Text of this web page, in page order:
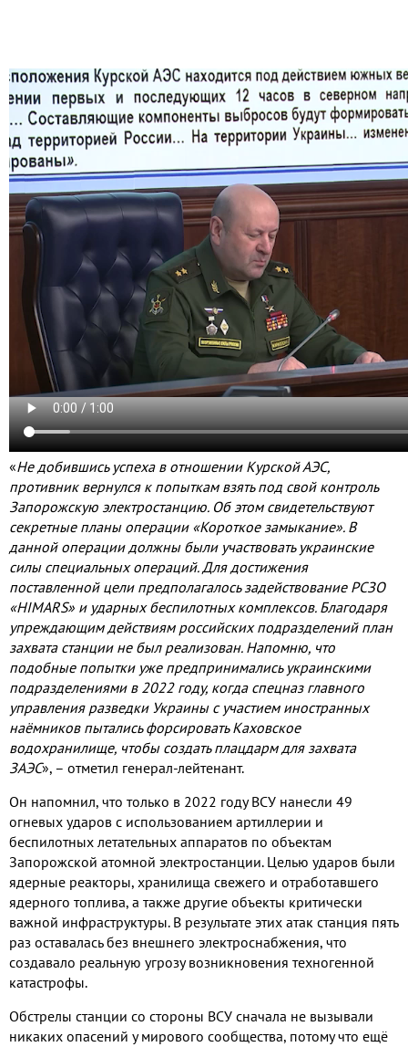
«Не добившись успеха в отношении Курской АЭС,
противник вернулся к попыткам взять под свой контроль
Запорожскую электростанцию. Об этом свидетельствуют
секретные планы операции «Короткое замыкание». В
данной операции должны были участвовать украинские
силы специальных операций. Для достижения
поставленной цели предполагалось задействование РСЗО
«HIMARS» и ударных беспилотных комплексов. Благодаря
упреждающим действиям российских подразделений план
захвата станции не был реализован. Напомню, что
подобные попытки уже предпринимались украинскими
подразделениями в 2022 году, когда спецназ главного
управления разведки Украины с участием иностранных
наёмников пытались форсировать Каховское
водохранилище, чтобы создать плацдарм для захвата
ЗАЭС», – отметил генерал-лейтенант.
Он напомнил, что только в 2022 году ВСУ нанесли 49
огневых ударов с использованием артиллерии и
беспилотных летательных аппаратов по объектам
Запорожской атомной электростанции. Целью ударов были
ядерные реакторы, хранилища свежего и отработавшего
ядерного топлива, а также другие объекты критически
важной инфраструктуры. В результате этих атак станция пять
раз оставалась без внешнего электроснабжения, что
создавало реальную угрозу возникновения техногенной
катастрофы.
Обстрелы станции со стороны ВСУ сначала не вызывали
никаких опасений у мирового сообщества, потому что ещё